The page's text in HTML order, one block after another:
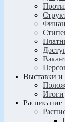
Выставки и
Итоги
Расписание